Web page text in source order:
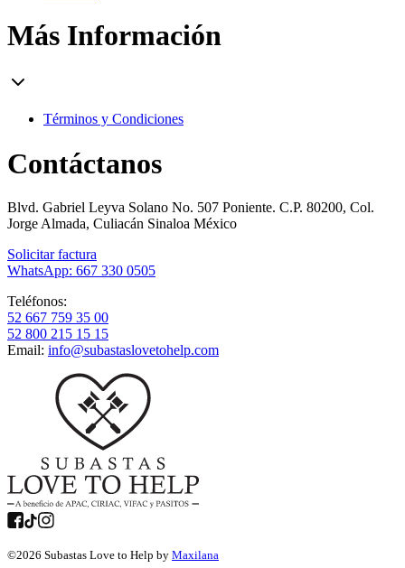
Más Información
Términos y Condiciones
Contáctanos
Blvd. Gabriel Leyva Solano No. 507 Poniente. C.P. 80200, Col.
Jorge Almada, Culiacán Sinaloa México
Solicitar factura
WhatsApp: 667 330 0505
Teléfonos:
52 667 759 35 00
52 800 215 15 15
Email: info@subastaslovetohelp.com
©2026 Subastas Love to Help by Maxilana